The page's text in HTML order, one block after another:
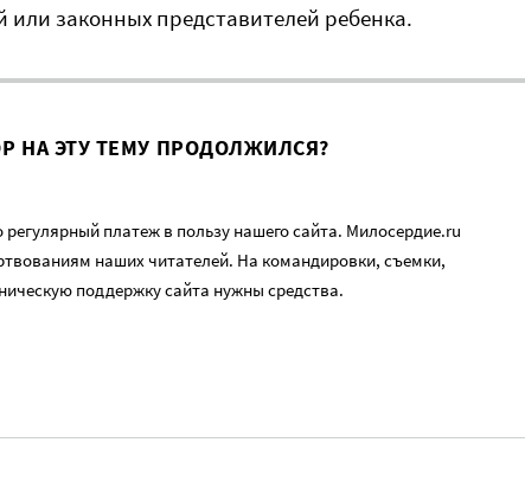
или законных представителей ребенка.
НА ЭТУ ТЕМУ ПРОДОЛЖИЛСЯ?
платеж в пользу нашего сайта. Милосердие.ru
наших читателей. На командировки, съемки,
поддержку сайта нужны средства.